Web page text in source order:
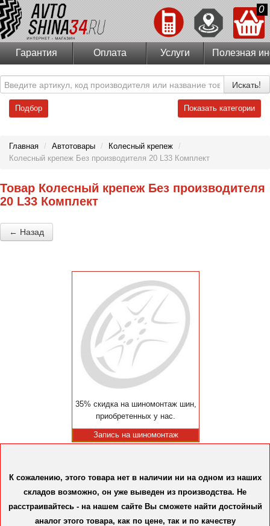
0
Гарантия Оплата Услуги Полезная
Искать!
Подбор Показать категории
Главная / Автотовары / Колесный крепеж /
Колесный крепеж Без производителя 20 L33 Комплект
Товар Колесный крепеж Без производителя
20 L33 Комплект
← Назад
35% скидка на шиномонтаж шин,
приобретенных у нас.
Запись на шиномонтаж
К сожалению, этого товара нет в наличии ни на одном из наших
складов возможно, он уже выведен из производства. Не
расстраивайтесь - на нашем сайте Вы сможете найти достойный
аналог этого товара, как по цене, так и по качеству